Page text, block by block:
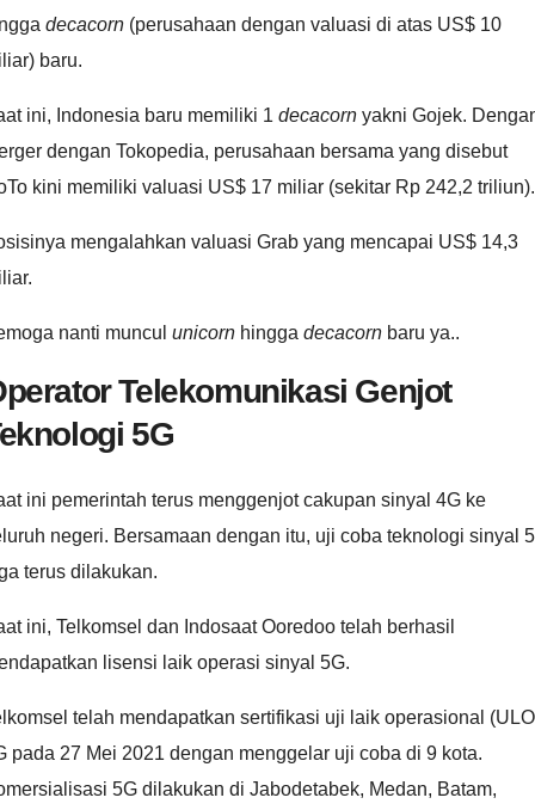
decacorn (perusahaan dengan valuasi di atas US$ 10
baru.
ini, Indonesia baru memiliki 1 decacorn yakni Gojek.
dengan Tokopedia, perusahaan bersama yang disebut
kini memiliki valuasi US$ 17 miliar (sekitar Rp 242,2 triliun).
mengalahkan valuasi Grab yang mencapai US$ 14,3
nanti muncul unicorn hingga decacorn baru ya..
Telekomunikasi Genjot
5G
ini pemerintah terus menggenjot cakupan sinyal 4G ke
negeri. Bersamaan dengan itu, uji coba teknologi sinyal
terus dilakukan.
ini, Telkomsel dan Indosaat Ooredoo telah berhasil
lisensi laik operasi sinyal 5G.
telah mendapatkan sertifikasi uji laik operasional
pada 27 Mei 2021 dengan menggelar uji coba di 9 kota.
5G dilakukan di Jabodetabek, Medan, Batam,